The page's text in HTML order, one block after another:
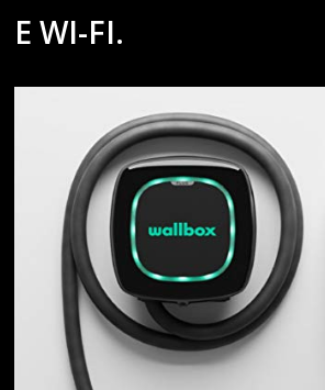
E WI-FI.